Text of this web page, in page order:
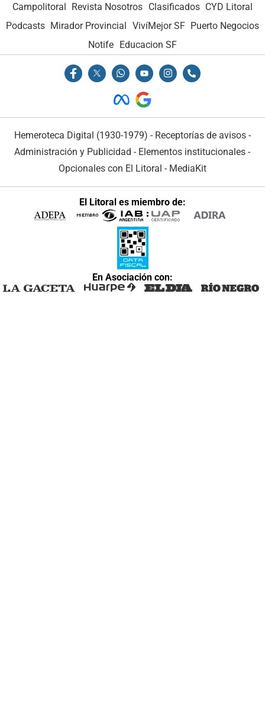
Campolitoral Revista Nosotros Clasificados CYD Litoral
Podcasts Mirador Provincial VivíMejor SF Puerto Negocios
Notife Educacion SF
Hemeroteca Digital (1930-1979) - Receptorías de avisos -
Administración y Publicidad - Elementos institucionales -
Opcionales con El Litoral - MediaKit
El Litoral es miembro de:
En Asociación con: